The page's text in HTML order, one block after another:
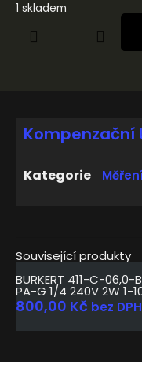
1 skladem
Související produkty
BURKERT 411-C-06,0-
PA-G 1/4 240V 2W 1-
800,00 Kč bez DPH
Kompenzační
Kategorie